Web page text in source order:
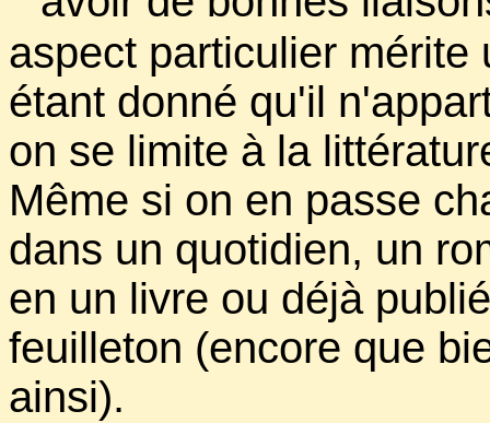
aspect particulier mérite
étant donné qu'il
on se limite à la
Même si on en passe
dans un quotidien, un
en un livre ou déjà
feuilleton (encore que
ainsi).